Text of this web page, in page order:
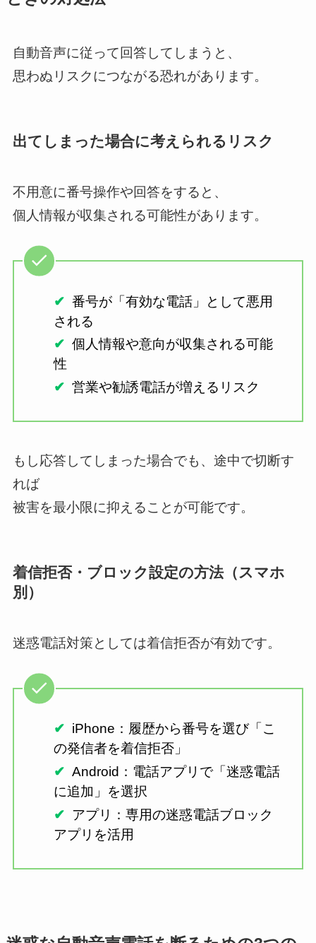
自動音声に従って回答してしまうと、
思わぬリスクにつながる恐れがあります。
出てしまった場合に考えられるリスク
不用意に番号操作や回答をすると、
個人情報が収集される可能性があります。
番号が「有効な電話」として悪用
される
個人情報や意向が収集される可能
性
営業や勧誘電話が増えるリスク
もし応答してしまった場合でも、途中で切断す
れば
被害を最小限に抑えることが可能です。
着信拒否・ブロック設定の方法（スマホ
別）
迷惑電話対策としては着信拒否が有効です。
iPhone：履歴から番号を選び「こ
の発信者を着信拒否」
Android：電話アプリで「迷惑電話
に追加」を選択
アプリ：専用の迷惑電話ブロック
アプリを活用